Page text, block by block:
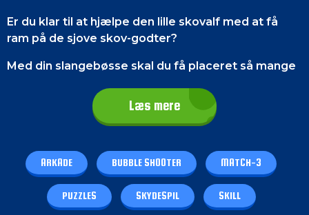
Er du klar til at hjælpe den lille skovalf med at få
ram på de sjove skov-godter?
Med din slangebøsse skal du få placeret så mange
Dette skal du gøre inden der er kommer så mange
bær at spillet er slut. I dette hyggelige
hasselnødder, skov-jordbær, stikkelsbær og
brombær og meget mere! Du skal skulle skyde dig
igennem 55 udfordrende pop-tastiske baner! :)
Hvis du gør dig umage med at sprænge de flotte
Læs mere
ARKADE BUBBLE SHOOTER MATCH-3
PUZZLES SKYDESPIL SKILL